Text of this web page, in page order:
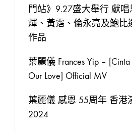
門站》9.27盛大舉行 獻
煇、黃霑、倫永亮及鮑比
作品
葉麗儀 Frances Yip –
Our Love] Official MV
葉麗儀 感恩 55周年 香港
2024